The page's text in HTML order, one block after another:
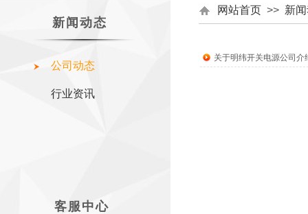
网站首页 >> 新
新闻动态
关于明纬开关电源公司介
公司动态
行业资讯
客服中心